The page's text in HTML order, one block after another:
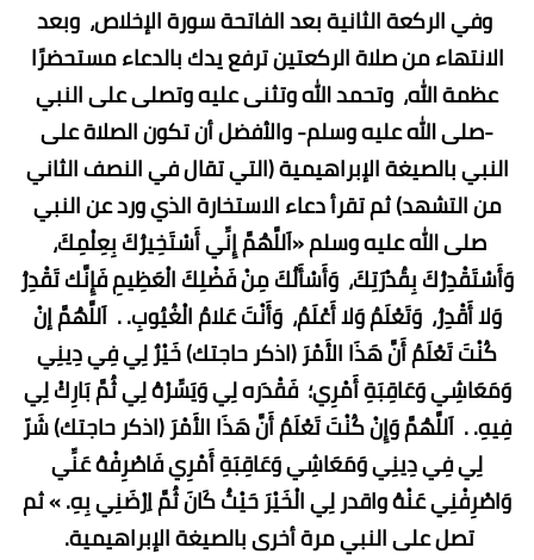
وفي الركعة الثانية بعد الفاتحة سورة الإخلاص، وبعد
الانتهاء من صلاة الركعتين ترفع يدك بالدعاء مستحضرًا
عظمة الله، وتحمد الله وتثنى عليه وتصلى على النبي
-صلى الله عليه وسلم- والأفضل أن تكون الصلاة على
النبي بالصيغة الإبراهيمية (التي تقال في النصف الثاني
من التشهد) ثم تقرأ دعاء الاستخارة الذي ورد عن النبي
صلى الله عليه وسلم «اَللَّهُمَّ إِنِّي أَسْتَخِيرُكَ بِعِلْمِكَ،
وَأَسْتَقْدِرُكَ بِقُدْرَتِكَ، وَأَسْأَلُكَ مِنْ فَضْلِكَ الْعَظِيمِ فَإِنَّك تَقْدِرُ
وَلا أَقْدِرُ، وَتَعْلَمُ وَلا أَعْلَمُ، وَأَنْتَ عَلامُ الْغُيُوبِ. . اَللَّهُمَّ إنْ
كُنْتَ تَعْلَمُ أَنَّ هَذَا الأَمْرَ (اذكر حاجتك) خَيْرٌ لِي فِي دِينِي
وَمَعَاشِي وَعَاقِبَةِ أَمْرِي؛ فَقْدَره لِي وَيَسِّرْهُ لِي ثُمَّ بَارِكْ لِي
فِيهِ. . اَللَّهُمَّ وَإِنْ كُنْتَ تَعْلَمُ أَنَّ هَذَا الأَمْرَ (اذكر حاجتك) شَرّ
لِي فِي دِينِي وَمَعَاشِي وَعَاقِبَةِ أَمْرِي فَاصْرِفْهُ عَنِّي
وَاصْرِفْنِي عَنْهُ واقدر لِي الْخَيْرَ حَيْثُ كَانَ ثُمَّ اِرْضَنِي بِهِ. » ثم
تصل على النبي مرة أخرى بالصيغة الإبراهيمية.